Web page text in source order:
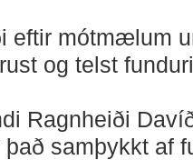
eftir mótmælum
og telst
Ragnheiði
samþykkt af